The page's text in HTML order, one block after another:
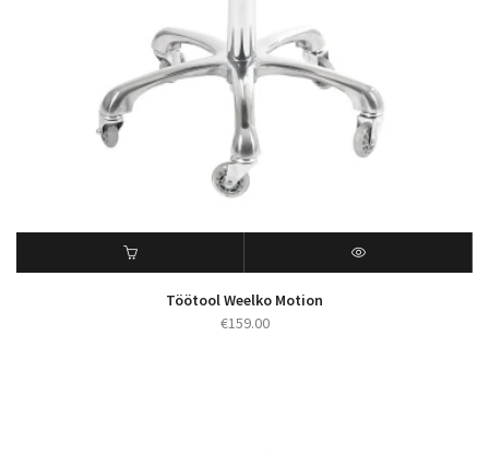
Töötool Weelko Motion
€159.00